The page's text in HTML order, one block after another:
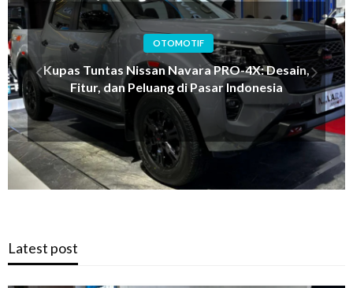
OTOMOTIF TEKNOLOGI
Teknologi Omoda O4 Terbaru, SUV Modern
dengan Fitur Pintar
Latest post